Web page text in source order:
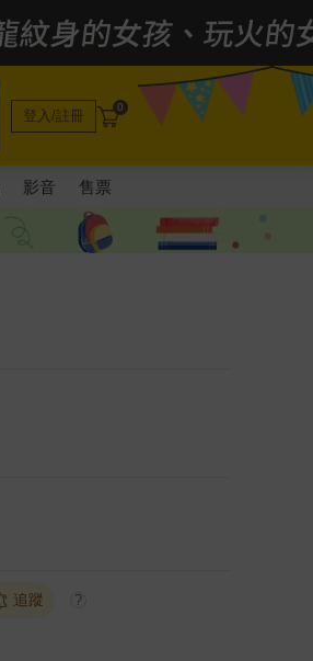
登入/註冊 0
影音 售票
追蹤 ?